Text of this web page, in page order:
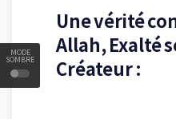
MODE
SOMBRE
Une vérité
Allah, Exalté
Créateur :